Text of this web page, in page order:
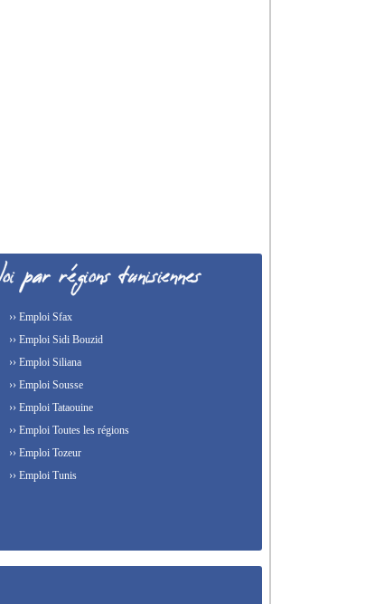
›› Emploi Sfax
›› Emploi Sidi Bouzid
›› Emploi Siliana
›› Emploi Sousse
›› Emploi Tataouine
›› Emploi Toutes les régions
›› Emploi Tozeur
›› Emploi Tunis